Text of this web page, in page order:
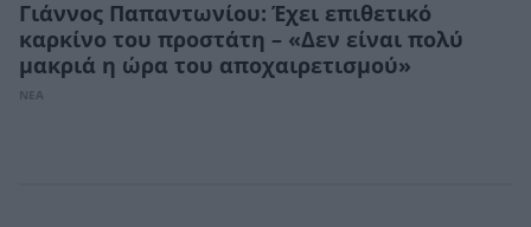
Γιάννος Παπαντωνίου: Έχει επιθετικό
καρκίνο του προστάτη – «Δεν είναι πολύ
μακριά η ώρα του αποχαιρετισμού»
ΝΕΑ